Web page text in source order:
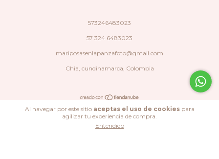
Al navegar por este sitio aceptas el uso de cookiespara
agilizar tu experiencia de compra.
Entendido
573246483023
57 324 6483023
mariposasenlapanzafoto@gmail.com
Chia, cundinamarca, Colombia
Copyright Mariposas en la panza fotografía - 2026. Todos los derechos
reservados.